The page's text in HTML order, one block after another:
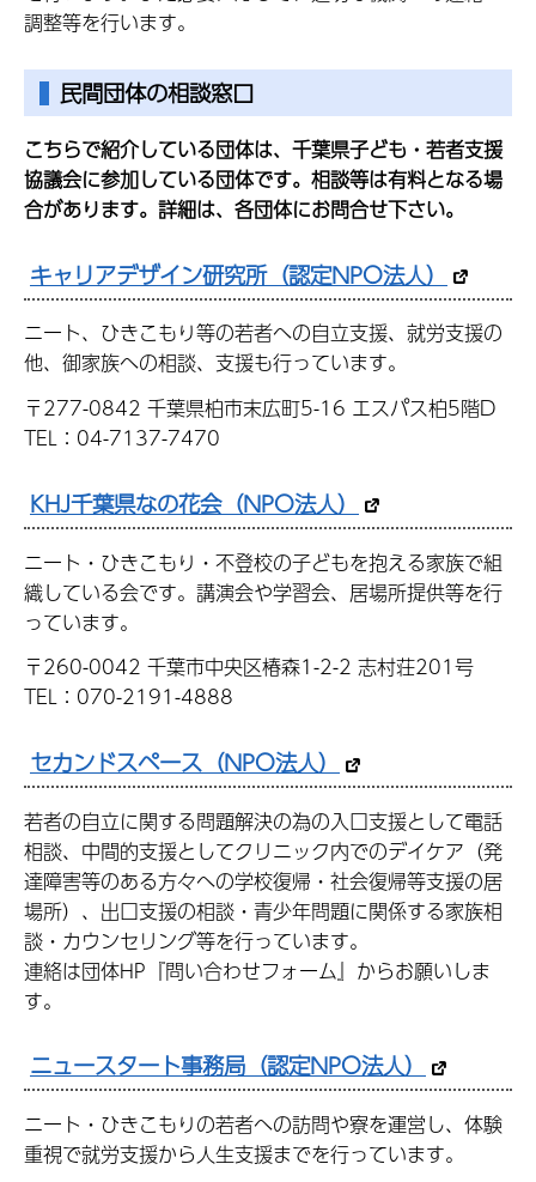
調整等を行います。
民間団体の相談窓口
こちらで紹介している団体は、千葉県子ども・若者支援
協議会に参加している団体です。相談等は有料となる場
合があります。詳細は、各団体にお問合せ下さい。
キャリアデザイン研究所（認定NPO法人）
ニート、ひきこもり等の若者への自立支援、就労支援の
他、御家族への相談、支援も行っています。
〒277-0842 千葉県柏市末広町5-16 エスパス柏5階D
TEL：04-7137-7470
KHJ千葉県なの花会（NPO法人）
ニート・ひきこもり・不登校の子どもを抱える家族で組
織している会です。講演会や学習会、居場所提供等を行
っています。
〒260-0042 千葉市中央区椿森1-2-2 志村荘201号
TEL：070-2191-4888
セカンドスペース（NPO法人）
若者の自立に関する問題解決の為の入口支援として電話
相談、中間的支援としてクリニック内でのデイケア（発
達障害等のある方々への学校復帰・社会復帰等支援の居
場所）、出口支援の相談・青少年問題に関係する家族相
談・カウンセリング等を行っています。
連絡は団体HP『問い合わせフォーム』からお願いしま
す。
ニュースタート事務局（認定NPO法人）
ニート・ひきこもりの若者への訪問や寮を運営し、体験
重視で就労支援から人生支援までを行っています。